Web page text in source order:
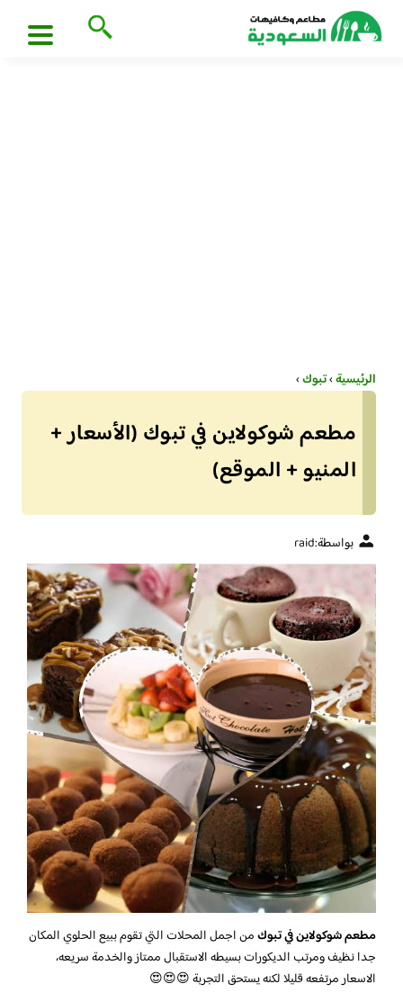
الرئيسية›تبوك›
مطعم شوكولاين في تبوك (الأسعار +
المنيو + الموقع)
بواسطة:raid
مطعم شوكولاين في تبوكمن اجمل المحلات التي تقوم ببيع الحلوي المكان
جدا نظيف ومرتب الديكورات بسيطه الاستقبال ممتاز والخدمة سريعه،
الاسعار مرتفعه قليلا لكنه يستحق التجربة 😍😍😍